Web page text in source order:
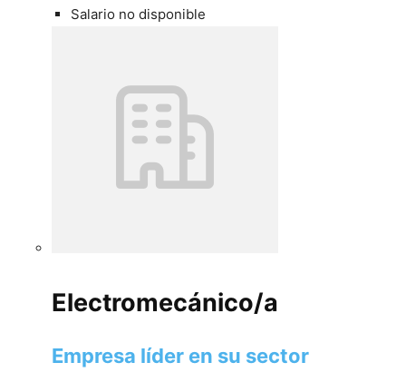
Salario no disponible
Electromecánico/a
Empresa líder en su sector